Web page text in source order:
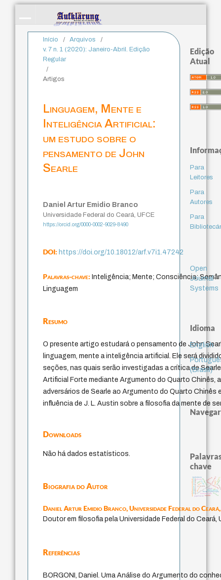
Início / Arquivos
/
v. 7 n. 1 (2020): Janeiro-Abril. Edição
Regular
/
Artigos
Linguagem, Mente e
Inteligência Artificial:
um estudo sobre o
pensamento de John
Searle
Daniel Artur Emidio Branco
Universidade Federal do Ceará, UFCE
https://orcid.org/0000-0002-9029-8490
DOI:https://doi.org/10.18012/arf.v7i1.47242
Palavras-chave:Inteligência; Mente; Consciência;
Linguagem
Resumo
O presente artigo estudará o pensamento de John
linguagem, mente a inteligência artificial. Ele será
seções, nas quais serão investigadas a crítica de
Artificial Forte mediante Argumento do Quarto Chinês,
adversários de Searle ao Argumento do Quarto Chinês
influência de J. L. Austin sobre a filosofia da mente de
Downloads
Não há dados estatísticos.
Biografia do Autor
Daniel Artur Emidio Branco,Universidade Federal do
Doutor em filosofia pela Universidade Federal do Ceará,
Referências
BORGONI, Daniel. Uma Análise do Argumento do
Edição
Atual
Para
Leitores
Para
Autores
Para
Open
Journal
Systems
Idioma
English
(Brasil)
Navegar
chave
fundamentalismo
jacobiprotágoras
experiência temporal
metafísica do tempogénero idade
intolerância
history of philosophy
identidade nacional homem-medida
j.c.m. neto
palavra
leyes
violenciaguayaquil
logos
direito romano
lei
multidimensionalidade desejo
papel da lei bataille
mind therapy
animais